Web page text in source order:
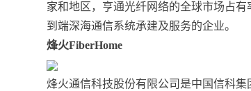
家和地区，亨通光纤网络的全球市场占
到端深海通信系统承建及服务的企业。
烽火FiberHome
烽火通信科技股份有限公司是中国信科